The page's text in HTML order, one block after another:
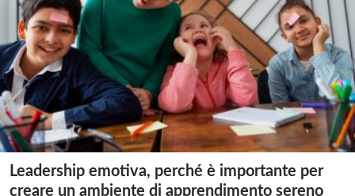
Leadership emotiva, perché è importante per
creare un ambiente di apprendimento sereno